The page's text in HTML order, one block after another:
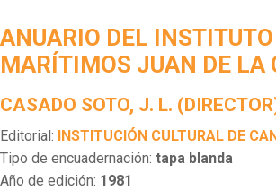
MARÍTIMOS
JUAN
DE LA
VOLUMEN
III
ANUARIO DEL
MARÍTIMOS JUAN DE LA
CASADO SOTO, J. L.
Editorial: INSTITUCIÓN CULTURAL DE
Tipo de encuadernación: tapa blanda
Año de edición: 1981